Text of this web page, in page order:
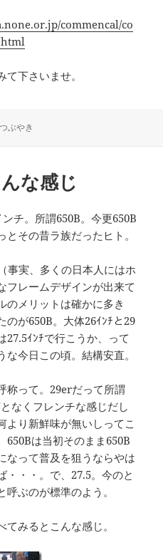
commencal/co
下さいませ。
ぶやき
な感じ
チ。所謂650B。今更650B
その昔ラ族だったヒト。
事実、多くの日本人にはホ
フレームデザインが出来て
のメリットは確かに多き
のが650B。大体26ｲﾝﾁと29
27.5ｲﾝﾁで行こうか、って
今日この頃。結構安直。
称って。29erだって所謂
なくフレンチな感じだし
より新鮮味が無いしってこ
650Bは当初そのまま650B
なって普及を狙うならやは
・・・。で、27.5。今のと
ぶのが標準のよう。
みるとこんな感じ。